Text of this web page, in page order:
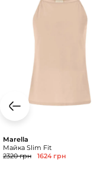
Marella
Майка Slim Fit
2320 грн
1624 грн